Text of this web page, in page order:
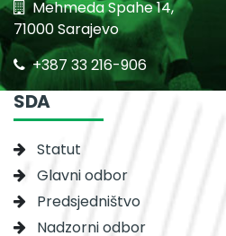
Mehmeda Spahe 14,
71000 Sarajevo
+387 33 216-906
SDA
Statut
Glavni odbor
Predsjedništvo
Nadzorni odbor